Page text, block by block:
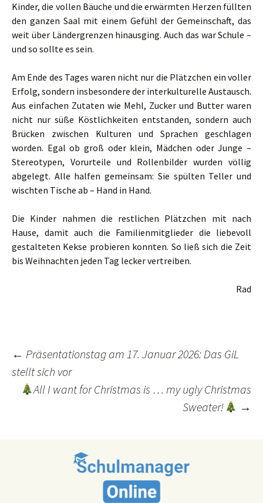
Kinder, die vollen Bäuche und die erwärmten Herzen füllten
den ganzen Saal mit einem Gefühl der Gemeinschaft, das
weit über Ländergrenzen hinausging. Auch das war Schule –
und so sollte es sein.
Am Ende des Tages waren nicht nur die Plätzchen ein voller
Erfolg, sondern insbesondere der interkulturelle Austausch.
Aus einfachen Zutaten wie Mehl, Zucker und Butter waren
nicht nur süße Köstlichkeiten entstanden, sondern auch
Brücken zwischen Kulturen und Sprachen geschlagen
worden. Egal ob groß oder klein, Mädchen oder Junge –
Stereotypen, Vorurteile und Rollenbilder wurden völlig
abgelegt. Alle halfen gemeinsam: Sie spülten Teller und
wischten Tische ab – Hand in Hand.
Die Kinder nahmen die restlichen Plätzchen mit nach
Hause, damit auch die Familienmitglieder die liebevoll
gestalteten Kekse probieren konnten. So ließ sich die Zeit
bis Weihnachten jeden Tag lecker vertreiben.
Rad
Post
navigation
← Präsentationstag am 17. Januar 2026: Das GiL
stellt sich vor
All I want for Christmas is … my ugly Christmas
Sweater!
→